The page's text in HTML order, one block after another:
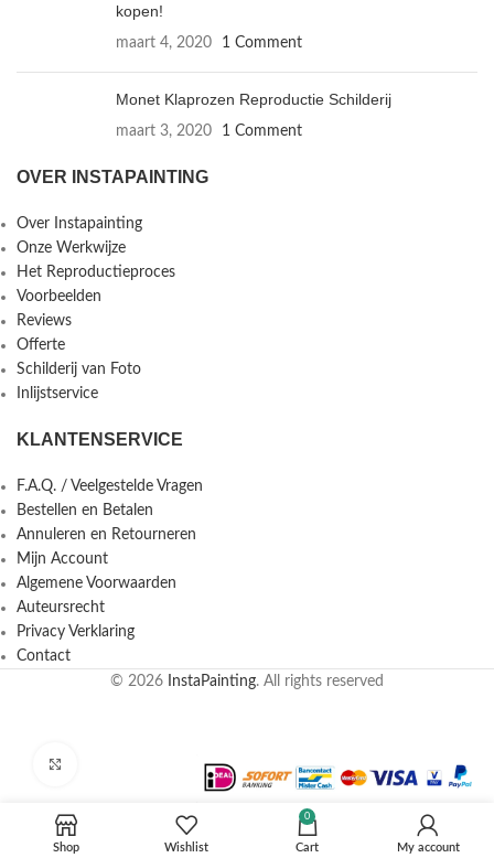
kopen!
maart 4, 2020 1 Comment
Monet Klaprozen Reproductie Schilderij
maart 3, 2020 1 Comment
OVER INSTAPAINTING
Over Instapainting
Onze Werkwijze
Het Reproductieproces
Voorbeelden
Reviews
Offerte
Schilderij van Foto
Inlijstservice
KLANTENSERVICE
F.A.Q. / Veelgestelde Vragen
Bestellen en Betalen
Annuleren en Retourneren
Mijn Account
Algemene Voorwaarden
Auteursrecht
Privacy Verklaring
Contact
© 2026
InstaPainting. All rights reserved
Shop Wishlist
0
Cart My account